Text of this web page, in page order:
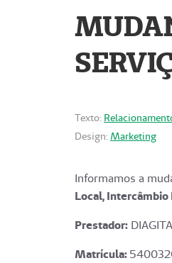
Texto:
Design: Marketing
Informamos a
Local,
Prestador:
Matrícula: